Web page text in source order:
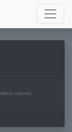
оценку